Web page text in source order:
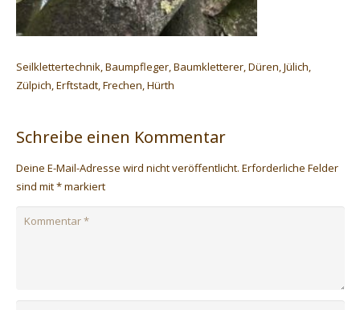
Seilklettertechnik, Baumpfleger, Baumkletterer, Düren, Jülich,
Zülpich, Erftstadt, Frechen, Hürth
Schreibe einen Kommentar
Deine E-Mail-Adresse wird nicht veröffentlicht. Erforderliche Felder
sind mit*markiert